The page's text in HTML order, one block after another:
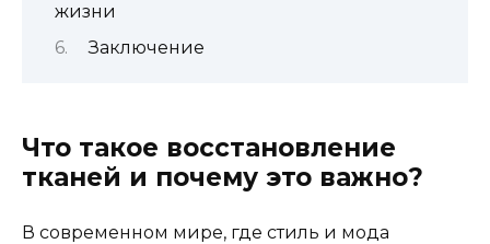
жизни
Заключение
Что такое восстановление
тканей и почему это важно?
В современном мире, где стиль и мода